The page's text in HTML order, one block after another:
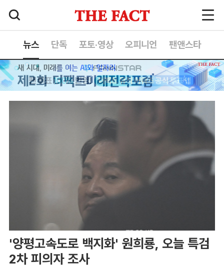
뉴스 단독 포토·영상 오피니언 팬앤스타
'양평고속도로 백지화' 원희룡, 오늘 특검
2차 피의자 조사